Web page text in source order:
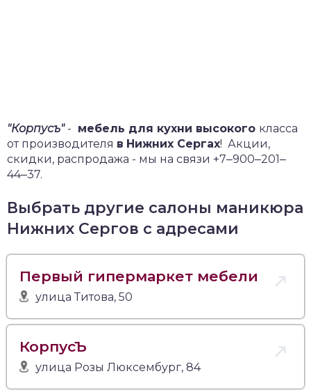
"Корпусъ"- мебель для кухни высокого класса
от производителя в Нижних Сергах! Акции,
скидки, распродажа - мы на связи +7‒900‒201‒
44‒37.
Выбрать другие салоны маникюра
Нижних Сергов с адресами
Первый гипермаркет мебели
улица Титова, 50
КорпусЪ
улица Розы Люксембург, 84